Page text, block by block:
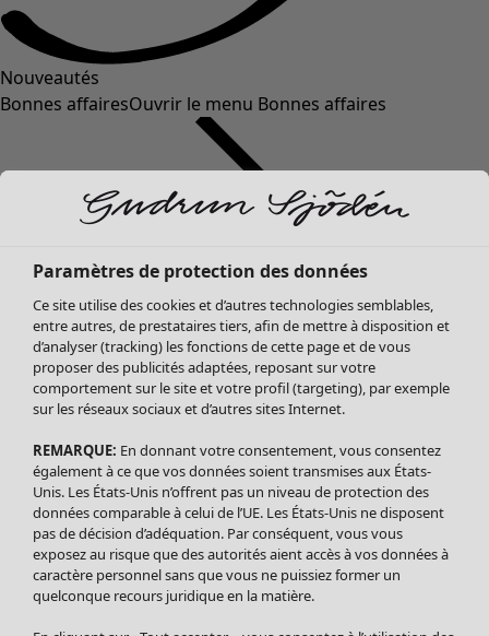
Nouveautés
Bonnes affairesOuvrir le menu Bonnes affaires
Soldes Vêtements
Tous les vêtements
Robes
Tuniques
Blouses
Tops
Gilets
Pantalon
Jupes
Paramètres de protection des données
Ce site utilise des cookies et d’autres technologies semblables,
entre autres, de prestataires tiers, afin de mettre à disposition et
d’analyser (tracking) les fonctions de cette page et de vous
proposer des publicités adaptées, reposant sur votre
comportement sur le site et votre profil (targeting), par exemple
sur les réseaux sociaux et d’autres sites Internet.
REMARQUE: En donnant votre consentement, vous consentez
également à ce que vos données soient transmises aux États-
Unis. Les États-Unis n’offrent pas un niveau de protection des
données comparable à celui de l’UE. Les États-Unis ne disposent
pas de décision d’adéquation. Par conséquent, vous vous
exposez au risque que des autorités aient accès à vos données à
caractère personnel sans que vous ne puissiez former un
quelconque recours juridique en la matière.